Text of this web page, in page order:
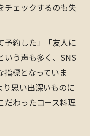
チェックするのも失
予約した」「友人に
いう声も多く、SNS
指標となっていま
り思い出深いものに
だわったコース料理